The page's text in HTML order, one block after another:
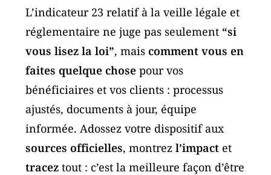
L’indicateur 23 relatif à la veille légale et
réglementaire ne juge pas seulement “si
vous lisez la loi”, mais comment vous en
faites quelque chose pour vos
bénéficiaires et vos clients : processus
ajustés, documents à jour, équipe
informée. Adossez votre dispositif aux
sources officielles, montrezl’impact et
tracez tout : c’est la meilleure façon d’être